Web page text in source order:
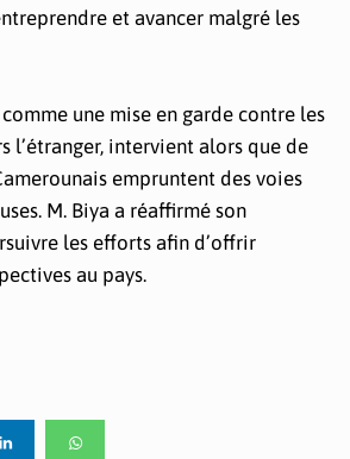
et avancer malgré les
comme une mise en garde contre les
l’étranger, intervient alors que de
empruntent des voies
M. Biya a réaffirmé son
les efforts afin d’offrir
au pays.